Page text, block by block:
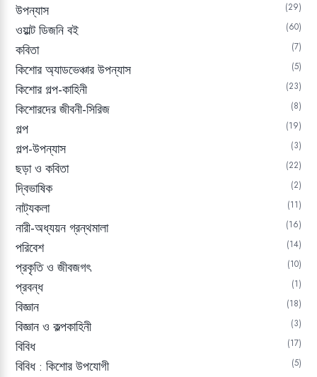
উপন্যাস 29
ওয়াল্ট ডিজনি বই 60
কবিতা 7
কিশোর অ্যাডভেঞ্চার উপন্যাস 5
কিশোর গল্প-কাহিনী 23
কিশোরদের জীবনী-সিরিজ 8
গল্প 19
গল্প-উপন্যাস 3
ছড়া ও কবিতা 22
দ্বিভাষিক 2
নাট্যকলা 11
নারী-অধ্যয়ন গ্রন্থমালা 16
পরিবেশ 14
প্রকৃতি ও জীবজগৎ 10
প্রবন্ধ 1
বিজ্ঞান 18
বিজ্ঞান ও কল্পকাহিনী 3
বিবিধ 17
বিবিধ : কিশোর উপযোগী 5